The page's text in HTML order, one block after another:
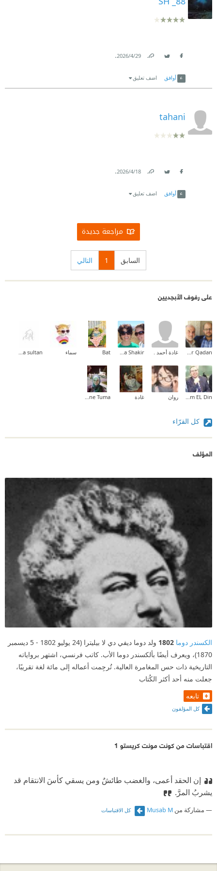
29‏/4‏/2026
.
أوافق اضف تعليق
tahani
18‏/4‏/2026
.
أوافق اضف تعليق
مراجعة جديدة
السابق 1 التالي
على رفوف الأبجديين
Omar Qadan غادة أحمد . Maha Shakir
Bat سماء haya sultan
Ahmed Essam EL Din روان غادة Nadia Yassine Tuma
كل القرّاء
المؤلف
الكسندر دوما 1802
ولد دوما ديفي دي لا بيليترا (24 يوليو 1802 - 5 ديسمبر
1870)، ويعرف أيضًا بألكسندر دوما الأب. كاتب فرنسي، اشتهر برواياته
التاريخية ذات حس المغامرة العالية. تُرجِمت أعماله إلى مائة لغة تقريبًا،
جعلت منه أحد أكثر الكُتاب
تابعه
كل المؤلفون
اقتباسات من كونت مونت كريستو 1
إن الحقد أعمى، والغضب طائشٌ ومن يسقي كأسَ الانتقام قد
يشربُ المرَّ.
مشاركة من Musab M كل الاقتباسات